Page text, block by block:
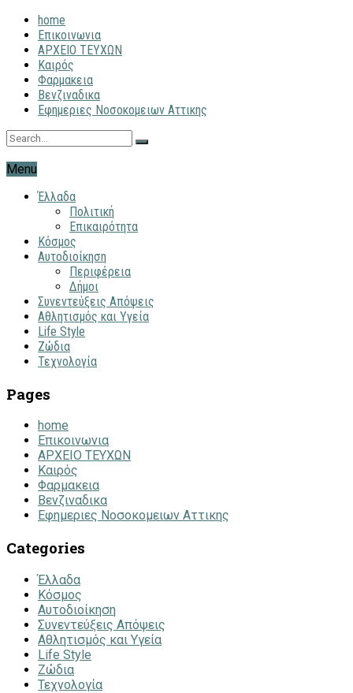
home
Επικοινωνια
ΑΡΧΕΙΟ ΤΕΥΧΩΝ
Καιρός
Φαρμακεια
Βενζιναδικα
Εφημεριες Νοσοκομειων Αττικης
Menu
Έλλαδα
Πολιτική
Επικαιρότητα
Κόσμος
Αυτοδιοίκηση
Περιφέρεια
Δήμοι
Συνεντεύξεις Απόψεις
Αθλητισμός και Υγεία
Life Style
Ζώδια
Τεχνολογία
Pages
home
Επικοινωνια
ΑΡΧΕΙΟ ΤΕΥΧΩΝ
Καιρός
Φαρμακεια
Βενζιναδικα
Εφημεριες Νοσοκομειων Αττικης
Categories
Έλλαδα
Κόσμος
Αυτοδιοίκηση
Συνεντεύξεις Απόψεις
Αθλητισμός και Υγεία
Life Style
Ζώδια
Τεχνολογία